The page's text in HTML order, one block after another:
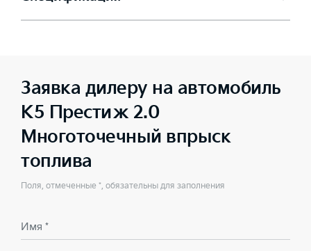
Заявка дилеру на автомобиль
K5 Престиж 2.0
Многоточечный впрыск
топлива
Поля, отмеченные *, обязательны для заполнения
Имя *